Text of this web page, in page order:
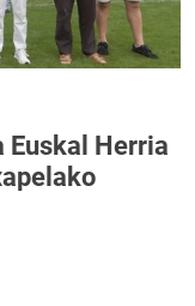
Euskal Herria